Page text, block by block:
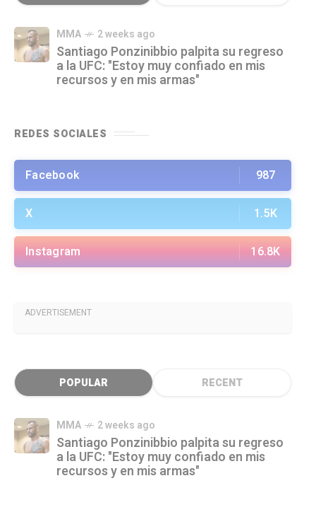
MMA 2 weeks ago
Santiago Ponzinibbio palpita su regreso
a la UFC: "Estoy muy confiado en mis
recursos y en mis armas"
REDES SOCIALES
Facebook 987
X 1.5K
Instagram 16.8K
ADVERTISEMENT
POPULAR RECENT
MMA 2 weeks ago
Santiago Ponzinibbio palpita su regreso
a la UFC: "Estoy muy confiado en mis
recursos y en mis armas"